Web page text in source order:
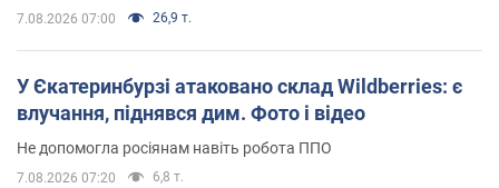
7.08.2026 07:00 26,9 т.
У Єкатеринбурзі атаковано склад Wildberries: є
влучання, піднявся дим. Фото і відео
Не допомогла росіянам навіть робота ППО
7.08.2026 07:20 6,8 т.